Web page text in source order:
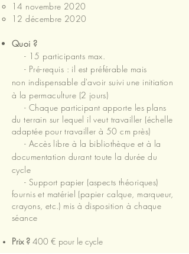
14 novembre 2020
12 décembre 2020
Quoi ?
- 15 participants max.
- Pré-requis : il est préférable mais
non indispensable d'avoir suivi une initiation
à la permaculture (2 jours)
- Chaque participant apporte les plans
du terrain sur lequel il veut travailler (échelle
adaptée pour travailler à 50 cm près)
- Accès libre à la bibliothèque et à la
documentation durant toute la durée du
cycle
- Support papier (aspects théoriques)
fournis et matériel (papier calque, marqueur,
crayons, etc.) mis à disposition à chaque
séance
Prix ? 400 € pour le cycle